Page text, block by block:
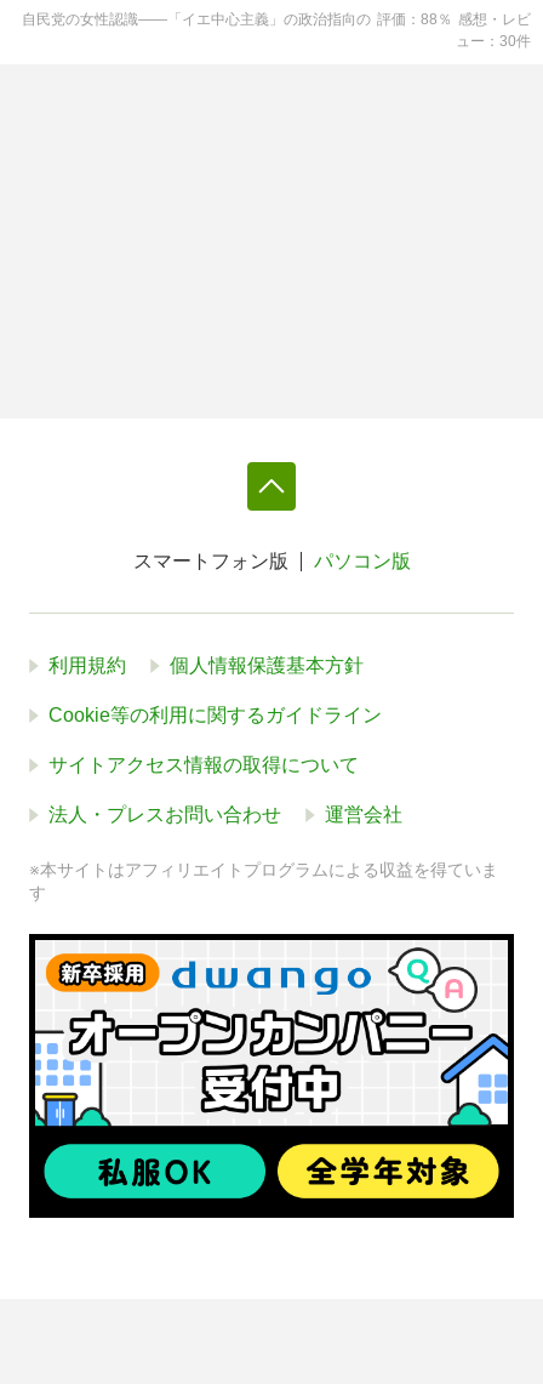
自民党の女性認識――「イエ中心主義」の政治指向の 評価 88 ％ 感想・レビ
ュー
30件
スマートフォン版 パソコン版
利用規約 個人情報保護基本方針
Cookie等の利用に関するガイドライン
サイトアクセス情報の取得について
法人・プレスお問い合わせ 運営会社
※本サイトはアフィリエイトプログラムによる収益を得ていま
す